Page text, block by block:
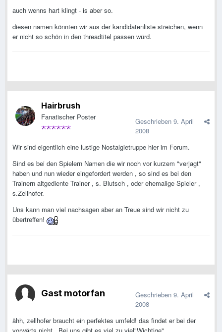
auch wenns hart klingt - is aber so.
diesen namen könnten wir aus der kandidatenliste streichen, wenn
er nicht so schön in den threadtitel passen würd.
Hairbrush
Fanatischer Poster Geschrieben 9. April
2008
Wir sind eigentlich eine lustige Nostalgietruppe hier im Forum.
Sind es bei den Spielern Namen die wir noch vor kurzem "verjagt"
haben und nun wieder eingefordert werden , so sind es bei den
Trainern altgediente Trainer , s. Blutsch , oder ehemalige Spieler ,
s.Zellhofer.
Uns kann man viel nachsagen aber an Treue sind wir nicht zu
übertreffen!
Gast motorfan Geschrieben 9. April
2008
ähh, zellhofer braucht ein perfektes umfeld! das findet er bei der